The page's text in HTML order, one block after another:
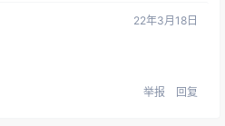
22年3月18日
举报 回复